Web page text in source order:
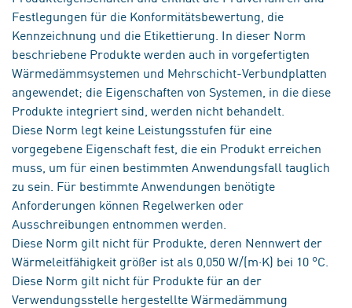
Festlegungen für die Konformitätsbewertung, die
Kennzeichnung und die Etikettierung. In dieser Norm
beschriebene Produkte werden auch in vorgefertigten
Wärmedämmsystemen und Mehrschicht-Verbundplatten
angewendet; die Eigenschaften von Systemen, in die diese
Produkte integriert sind, werden nicht behandelt.
Diese Norm legt keine Leistungsstufen für eine
vorgegebene Eigenschaft fest, die ein Produkt erreichen
muss, um für einen bestimmten Anwendungsfall tauglich
zu sein. Für bestimmte Anwendungen benötigte
Anforderungen können Regelwerken oder
Ausschreibungen entnommen werden.
Diese Norm gilt nicht für Produkte, deren Nennwert der
Wärmeleitfähigkeit größer ist als 0,050 W/(m·K) bei 10 °C.
Diese Norm gilt nicht für Produkte für an der
Verwendungsstelle hergestellte Wärmedämmung